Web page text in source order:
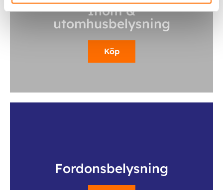
Fordonsbelysning
Inom &
utomhusbelysning
Köp